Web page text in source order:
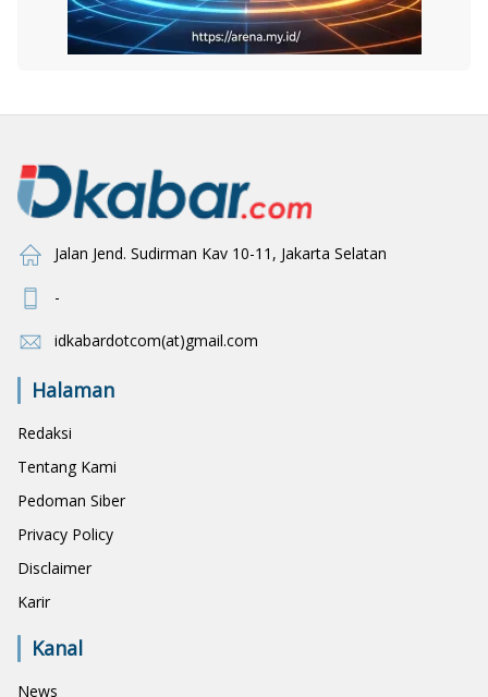
Jalan Jend. Sudirman Kav 10-11, Jakarta Selatan
-
idkabardotcom(at)gmail.com
Halaman
Redaksi
Tentang Kami
Pedoman Siber
Privacy Policy
Disclaimer
Karir
Kanal
News